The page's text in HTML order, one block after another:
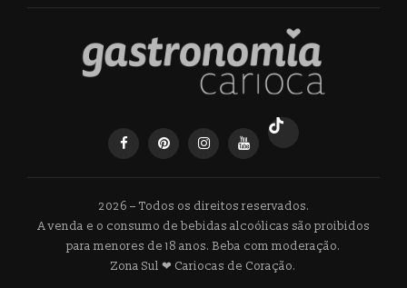
2026 – Todos os direitos reservados.
A venda e o consumo de bebidas alcoólicas são proibidos
para menores de 18 anos. Beba com moderação.
Zona Sul ❤ Cariocas de Coração.